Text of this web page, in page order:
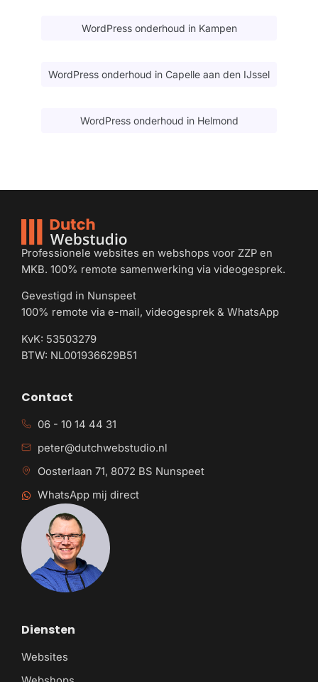
WordPress onderhoud in Kampen
WordPress onderhoud in Capelle aan den IJssel
WordPress onderhoud in Helmond
Professionele websites en webshops voor ZZP en
MKB. 100% remote samenwerking via videogesprek.
Gevestigd in Nunspeet
100% remote via e-mail, videogesprek & WhatsApp
KvK: 53503279
BTW: NL001936629B51
Diensten
Websites
Contact
06 - 10 14 44 31
peter@dutchwebstudio.nl
Oosterlaan 71, 8072 BS Nunspeet
WhatsApp mij direct